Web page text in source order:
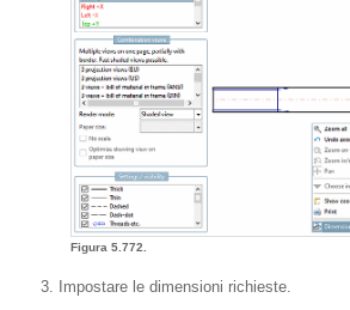
Figura 5.772.
Impostare le dimensioni richieste.